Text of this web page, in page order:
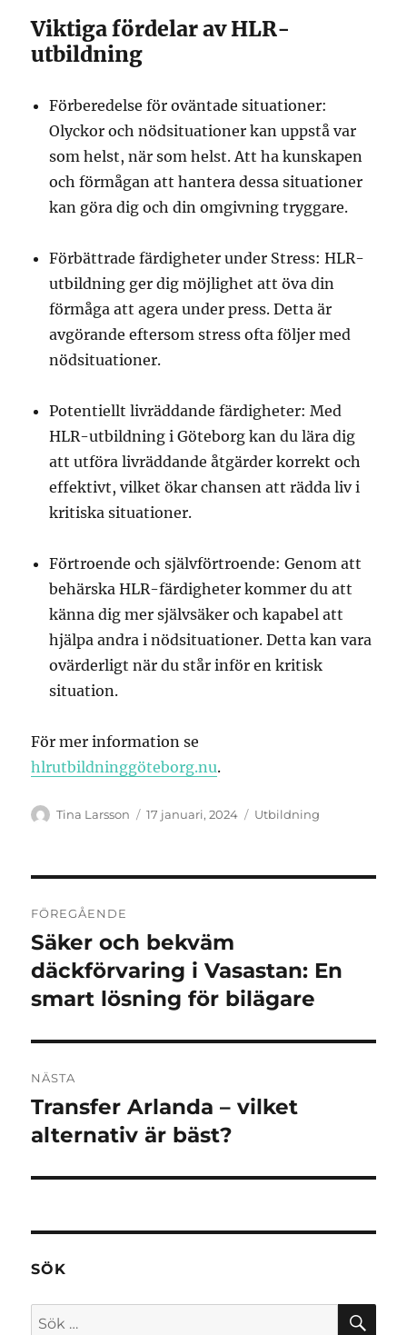
Viktiga fördelar av HLR-
utbildning
Förberedelse för oväntade situationer:
Olyckor och nödsituationer kan uppstå var
som helst, när som helst. Att ha kunskapen
och förmågan att hantera dessa situationer
kan göra dig och din omgivning tryggare.
Förbättrade färdigheter under Stress: HLR-
utbildning ger dig möjlighet att öva din
förmåga att agera under press. Detta är
avgörande eftersom stress ofta följer med
nödsituationer.
Potentiellt livräddande färdigheter: Med
HLR-utbildning i Göteborg kan du lära dig
att utföra livräddande åtgärder korrekt och
effektivt, vilket ökar chansen att rädda liv i
kritiska situationer.
Förtroende och självförtroende: Genom att
behärska HLR-färdigheter kommer du att
känna dig mer självsäker och kapabel att
hjälpa andra i nödsituationer. Detta kan vara
ovärderligt när du står inför en kritisk
situation.
För mer information se
hlrutbildninggöteborg.nu.
Författare
Tina Larsson
Publicerat
17 januari, 2024 Kategorier
Utbildning
FÖREGÅENDE
Föregående
inlägg:
Säker och bekväm
däckförvaring i Vasastan: En
smart lösning för bilägare
NÄSTA
Nästa
inlägg:
Transfer Arlanda – vilket
alternativ är bäst?
SÖK
Sök